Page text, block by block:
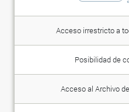
Acceso irrestricto a
Posibilidad de
Acceso al Archivo